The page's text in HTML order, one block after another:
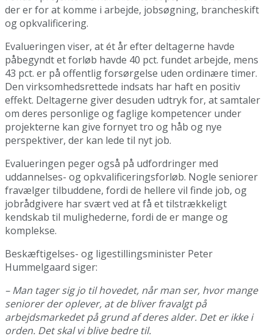
der er for at komme i arbejde, jobsøgning, brancheskift
og opkvalificering.
Evalueringen viser, at ét år efter deltagerne havde
påbegyndt et forløb havde 40 pct. fundet arbejde, mens
43 pct. er på offentlig forsørgelse uden ordinære timer.
Den virksomhedsrettede indsats har haft en positiv
effekt. Deltagerne giver desuden udtryk for, at samtaler
om deres personlige og faglige kompetencer under
projekterne kan give fornyet tro og håb og nye
perspektiver, der kan lede til nyt job.
Evalueringen peger også på udfordringer med
uddannelses- og opkvalificeringsforløb. Nogle seniorer
fravælger tilbuddene, fordi de hellere vil finde job, og
jobrådgivere har svært ved at få et tilstrækkeligt
kendskab til mulighederne, fordi de er mange og
komplekse.
Beskæftigelses- og ligestillingsminister Peter
Hummelgaard siger:
– Man tager sig jo til hovedet, når man ser, hvor mange
seniorer der oplever, at de bliver fravalgt på
arbejdsmarkedet på grund af deres alder. Det er ikke i
orden. Det skal vi blive bedre til.